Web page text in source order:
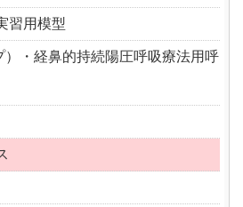
習用模型
・経鼻的持続陽圧呼吸療法用呼